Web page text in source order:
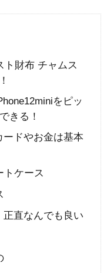
ト財布 チャムス
をピッ
きる！
ドやお金は基本
トケース
直なんでも良い